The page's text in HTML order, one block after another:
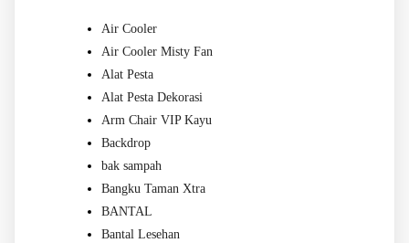
Air Cooler
Air Cooler Misty Fan
Alat Pesta
Alat Pesta Dekorasi
Arm Chair VIP Kayu
Backdrop
bak sampah
Bangku Taman Xtra
BANTAL
Bantal Lesehan